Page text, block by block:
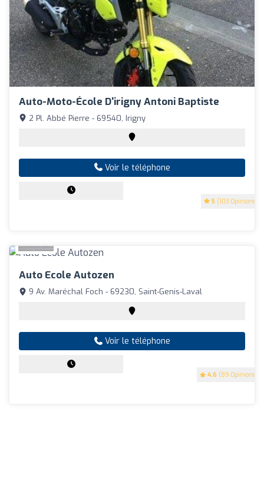
Auto-Moto-École D'irigny Antoni Baptiste
5 (103 Opinions)
2 Pl. Abbé Pierre - 69540, Irigny
Voir le téléphone
Auto Ecole Autozen
4.6 (89 Opinions)
9 Av. Maréchal Foch - 69230, Saint-Genis-Laval
Voir le téléphone